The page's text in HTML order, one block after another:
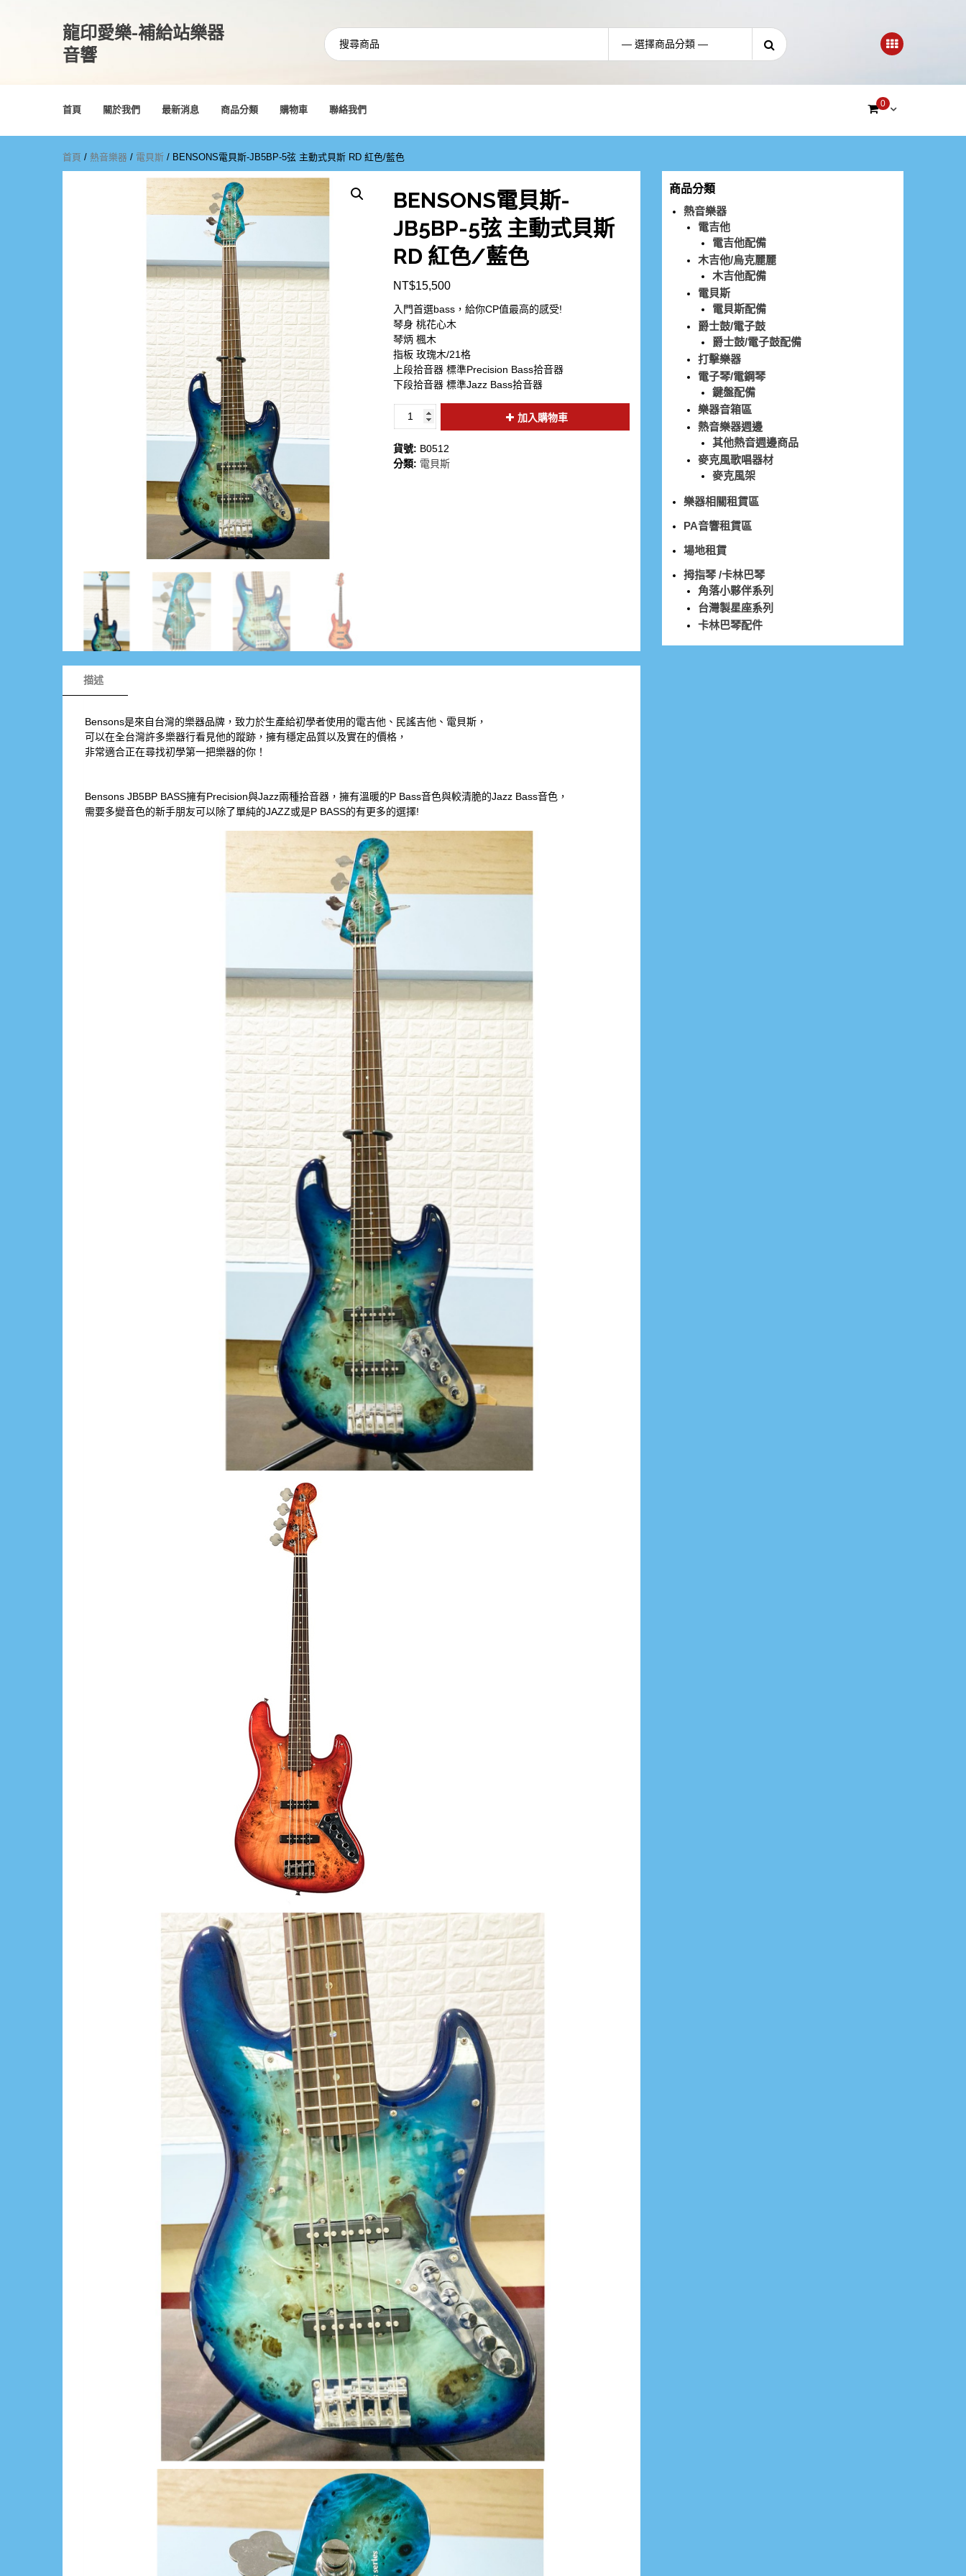
龍印愛樂-補給站樂器
音響
首頁 關於我們 最新消息 商品分類 購物車 聯絡我們
0
首頁 / 熱音樂器 / 電貝斯 / BENSONS電貝斯-JB5BP-5弦 主動式貝斯 RD 紅色/藍色
BENSONS電貝斯-
JB5BP-5弦 主動式貝斯
RD 紅色/藍色
NT$15,500
入門首選bass，給你CP值最高的感受!
琴身 桃花心木
琴炳 楓木
指板 玫瑰木/21格
上段拾音器 標準Precision Bass拾音器
下段拾音器 標準Jazz Bass拾音器
加入購物車
貨號: B0512
分類: 電貝斯
描述
Bensons是來自台灣的樂器品牌，致力於生產給初學者使用的電吉他、民謠吉他、電貝斯，
可以在全台灣許多樂器行看見他的蹤跡，擁有穩定品質以及實在的價格，
非常適合正在尋找初學第一把樂器的你！
Bensons JB5BP BASS擁有Precision與Jazz兩種拾音器，擁有溫暖的P Bass音色與較清脆的Jazz Bass音色，
需要多變音色的新手朋友可以除了單純的JAZZ或是P BASS的有更多的選擇!
商品分類
熱音樂器
電吉他
電吉他配備
木吉他/烏克麗麗
木吉他配備
電貝斯
電貝斯配備
爵士鼓/電子鼓
爵士鼓/電子鼓配備
打擊樂器
電子琴/電鋼琴
鍵盤配備
樂器音箱區
熱音樂器週邊
其他熱音週邊商品
麥克風歌唱器材
麥克風架
樂器相關租賃區
PA音響租賃區
場地租賃
拇指琴 /卡林巴琴
角落小夥伴系列
台灣製星座系列
卡林巴琴配件